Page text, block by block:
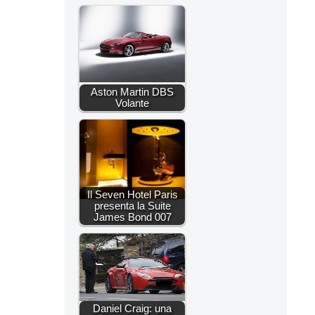
Aston Martin DBS
Volante
Il Seven Hotel Paris
presenta la Suite
James Bond 007
Daniel Craig: una